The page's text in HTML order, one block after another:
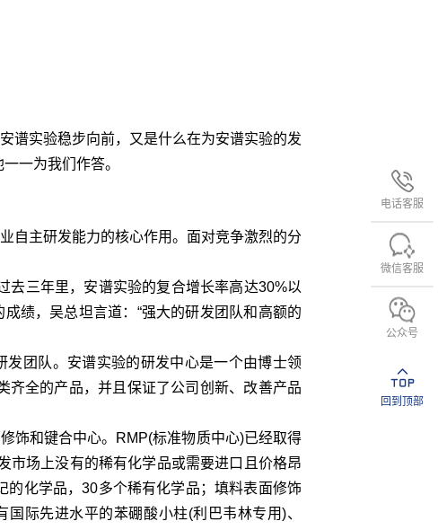
电话客服
微信客服
公众号
回到顶部
实验稳步向前，又是什么在为安谱实验的发
一为我们作答。
主研发能力的核心作用。面对竞争激烈的分
三年里，安谱实验的复合增长率高达30%以
绩，吴总坦言道：“强大的研发团队和高额的
团队。安谱实验的研发中心是一个由博士领
齐全的产品，并且保证了公司创新、改善产品
和键合中心。RMP(标准物质中心)已经取得
市场上没有的稀有化学品或需要进口且价格昂
化学品，30多个稀有化学品；填料表面修饰
际先进水平的苯硼酸小柱(利巴韦林专用)、